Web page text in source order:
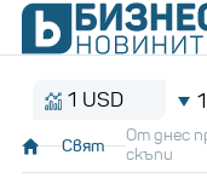
1 USD
Свят
От днес
скъпи